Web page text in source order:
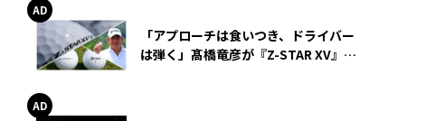
「アプローチは食いつき、ドライバー
は弾く」髙橋竜彦が『Z-STAR XV』を